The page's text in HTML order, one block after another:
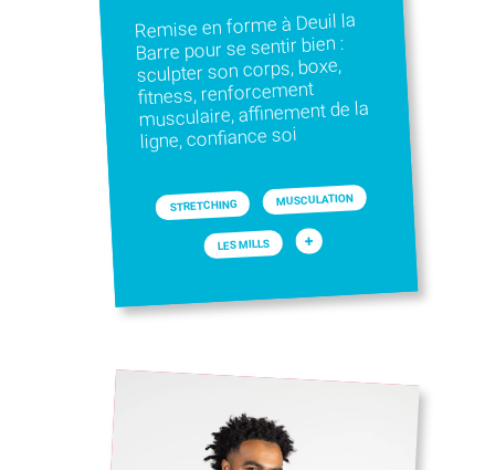
Remise en forme à Deuil la
Barre pour se sentir bien :
sculpter son corps, boxe,
fitness, renforcement
musculaire, affinement de la
ligne, confiance soi
STRETCHING MUSCULATION
LES MILLS +